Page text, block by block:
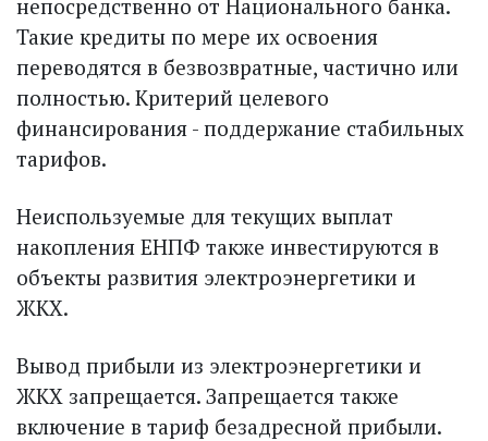
непосредственно от Национального банка.
Такие кредиты по мере их освоения
переводятся в безвозвратные, частично или
полностью. Критерий целевого
финансирования - поддержание стабильных
тарифов.
Неиспользуемые для текущих выплат
накопления ЕНПФ также инвестируются в
объекты развития электроэнергетики и
ЖКХ.
Вывод прибыли из электроэнергетики и
ЖКХ запрещается. Запрещается также
включение в тариф безадресной прибыли.